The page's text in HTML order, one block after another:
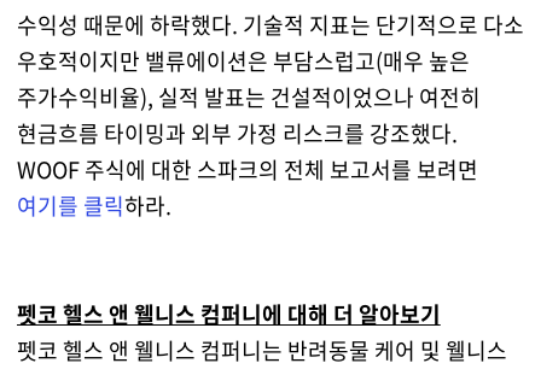
수익성 때문에 하락했다. 기술적 지표는 단기적으로 다소
우호적이지만 밸류에이션은 부담스럽고(매우 높은
주가수익비율), 실적 발표는 건설적이었으나 여전히
현금흐름 타이밍과 외부 가정 리스크를 강조했다.
WOOF 주식에 대한 스파크의 전체 보고서를 보려면
여기를 클릭하라.
펫코 헬스 앤 웰니스 컴퍼니에 대해 더 알아보기
펫코 헬스 앤 웰니스 컴퍼니는 반려동물 케어 및 웰니스